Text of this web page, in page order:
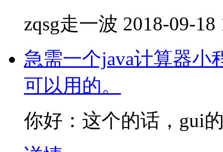
zqsg走一波 2018-09-18
急需一个java计算器小
可以用的。
你好：这个的话，gui